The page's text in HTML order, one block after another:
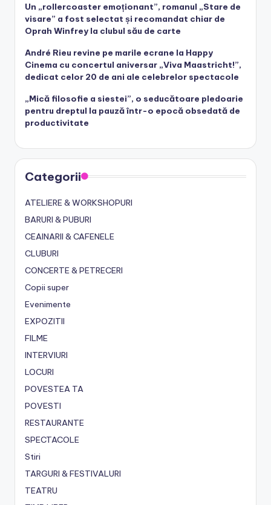
Un „rollercoaster emoționant”, romanul „Stare de
visare” a fost selectat și recomandat chiar de
Oprah Winfrey la clubul său de carte
André Rieu revine pe marile ecrane la Happy
Cinema cu concertul aniversar „Viva Maastricht!”,
dedicat celor 20 de ani ale celebrelor spectacole
„Mică filosofie a siestei”, o seducătoare pledoarie
pentru dreptul la pauză într-o epocă obsedată de
productivitate
Categorii
ATELIERE & WORKSHOPURI
BARURI & PUBURI
CEAINARII & CAFENELE
CLUBURI
CONCERTE & PETRECERI
Copii super
Evenimente
EXPOZITII
FILME
INTERVIURI
LOCURI
POVESTEA TA
POVESTI
RESTAURANTE
SPECTACOLE
Stiri
TARGURI & FESTIVALURI
TEATRU